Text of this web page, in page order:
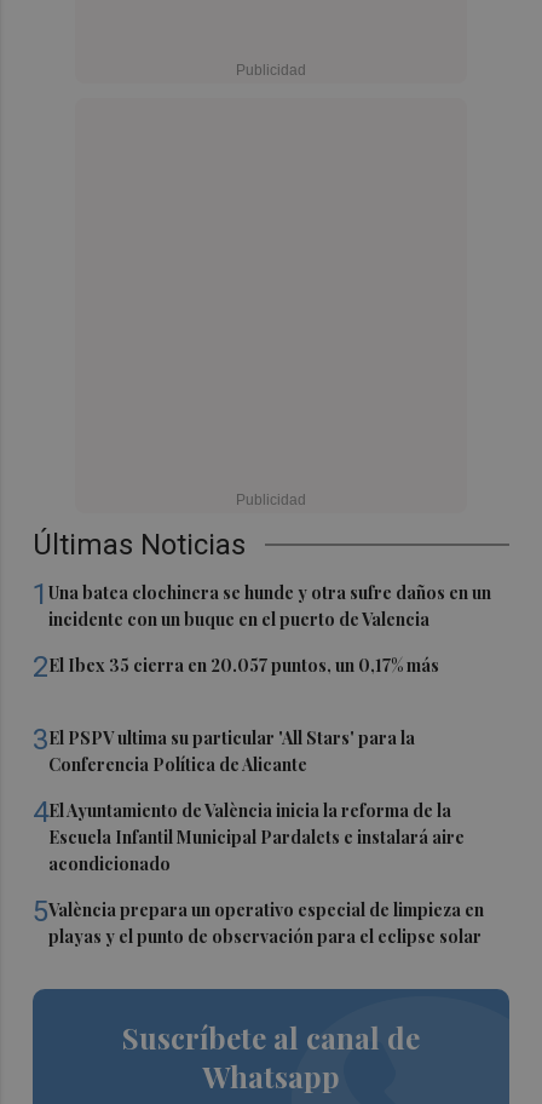
Últimas Noticias
1Una batea clochinera se hunde y otra sufre daños en un
incidente con un buque en el puerto de Valencia
2El Ibex 35 cierra en 20.057 puntos, un 0,17% más
3El PSPV ultima su particular 'All Stars' para la
Conferencia Política de Alicante
4El Ayuntamiento de València inicia la reforma de la
Escuela Infantil Municipal Pardalets e instalará aire
acondicionado
5València prepara un operativo especial de limpieza en
playas y el punto de observación para el eclipse solar
Suscríbete al canal de
Whatsapp